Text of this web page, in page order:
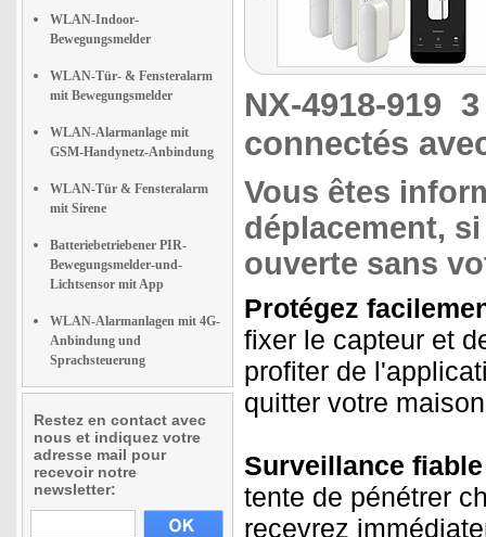
WLAN-Indoor-
Bewegungsmelder
WLAN-Tür- & Fensteralarm
mit Bewegungsmelder
WLAN-Alarmanlage mit
GSM-Handynetz-Anbindung
WLAN-Tür & Fensteralarm
mit Sirene
Batteriebetriebener PIR-
Bewegungsmelder-und-
Lichtsensor mit App
WLAN-Alarmanlagen mit 4G-
Anbindung und
Sprachsteuerung
Restez en contact avec
nous et indiquez votre
adresse mail pour
recevoir notre
newsletter:
NX-4918-919
connectés
Vous êtes
déplacement,
ouverte sans
Protégez
fixer le capteur et
profiter de
quitter votre
Surveillance
tente de pénétrer
recevrez